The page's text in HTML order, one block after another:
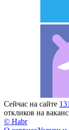
Сейчас на сайте
откликов на
© Habr